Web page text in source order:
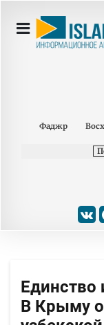
Фаджр
Единство
В Крыму